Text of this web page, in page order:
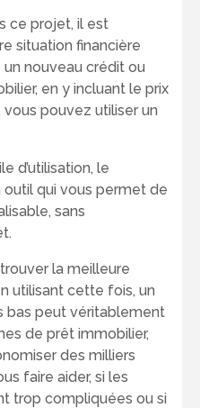
ce projet, il est
situation financière
nouveau crédit ou
en y incluant le prix
pouvez utiliser un
d’utilisation, le
qui vous permet de
sans
la meilleure
utilisant cette fois, un
bas peut véritablement
de prêt immobilier,
des milliers
faire aider, si les
trop compliquées ou si